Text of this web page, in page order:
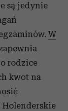
są jedynie
W
rodzice
kwot na
Holenderskie